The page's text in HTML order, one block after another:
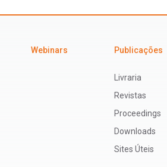
Webinars Publicações
Livraria
Revistas
Proceedings
Downloads
Sites Úteis